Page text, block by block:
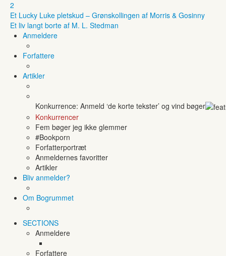
2
Et Lucky Luke pletskud – Grønskollingen af Morris & Gosinny
Et liv langt borte af M. L. Stedman
Anmeldere
Forfattere
Artikler
Konkurrence: Anmeld ‘de korte tekster’ og vind bøger
Konkurrencer
Fem bøger jeg ikke glemmer
#Bookporn
Forfatterportræt
Anmeldernes favoritter
Artikler
Bliv anmelder?
Om Bogrummet
SECTIONS
Anmeldere
Forfattere